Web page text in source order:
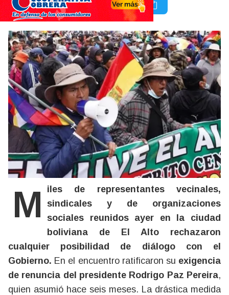
Miles de representantes vecinales,
sindicales y de organizaciones
sociales reunidos ayer en la ciudad
boliviana de El Alto rechazaron
cualquier posibilidad de diálogo con el
Gobierno. En el encuentro ratificaron su exigencia
de renuncia del presidente Rodrigo Paz Pereira,
quien asumió hace seis meses. La drástica medida